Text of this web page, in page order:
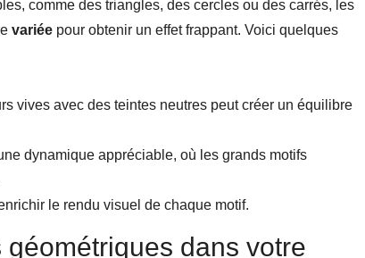
comme des triangles, des cercles ou des carrés, les
variée pour obtenir un effet frappant. Voici quelques
vives avec des teintes neutres peut créer un équilibre
dynamique appréciable, où les grands motifs
le rendu visuel de chaque motif.
dans votre